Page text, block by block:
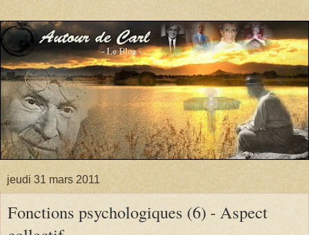
jeudi 31 mars 2011
Fonctions psychologiques (6) - Aspect